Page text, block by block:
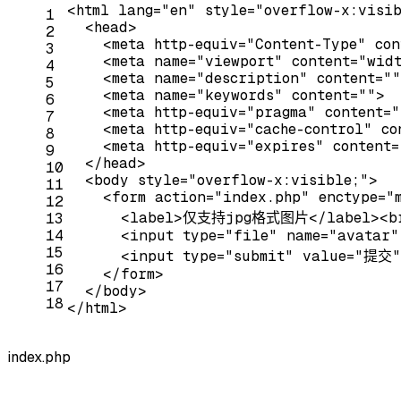
1
2
3
4
5
6
7
8
9
10
11
12
13
14
15
16
17
18
<html lang="en" style="overflow-
<head>
<meta http-equiv="Content-Type"
<meta name="viewport" content=
<meta name="description" content=""
<meta name="keywords" content="">
<meta http-equiv="pragma" content=
<meta http-equiv="cache-control"
<meta http-equiv="expires" content=
</head>
<body style="overflow-x:visible;">
<form action="index.php" enctype=
<label>仅支持jpg格式图片</label><
<input type="file" name="avatar"
<input type="submit" value="提交"
</form>
</body>
</html>
index.php